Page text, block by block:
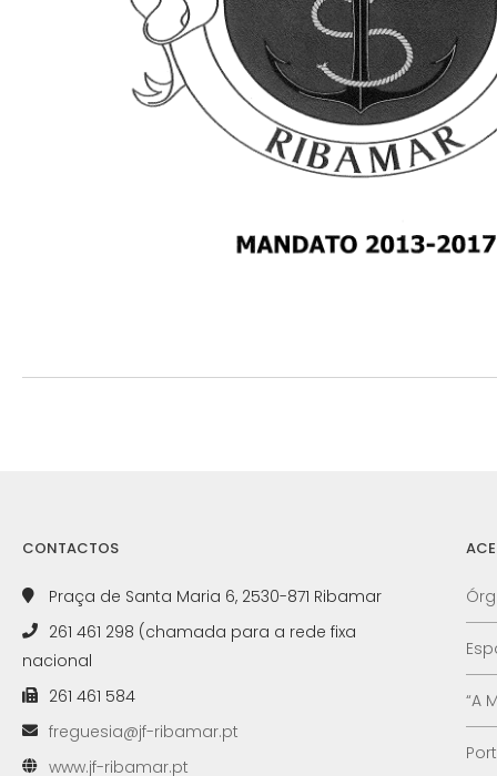
CONTACTOS
Praça de Santa Maria 6, 2530-871 Ribamar
261 461 298 (chamada para a rede fixa
nacional
261 461 584
freguesia@jf-ribamar.pt
www.jf-ribamar.pt
“A